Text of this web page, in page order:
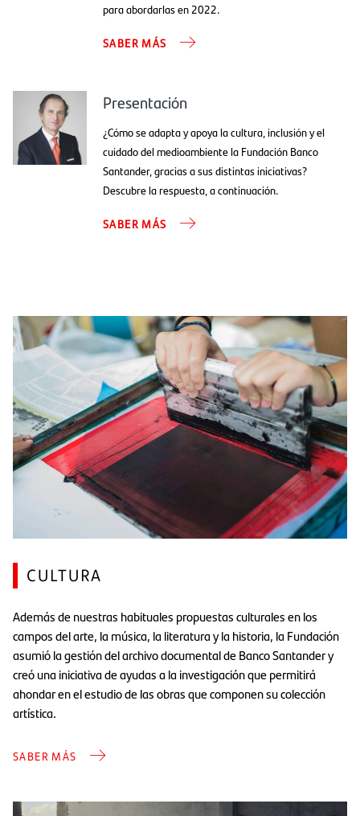
para abordarlas en 2022.
SABER MÁS
Presentación
¿Cómo se adapta y apoya la cultura, inclusión y el
cuidado del medioambiente la Fundación Banco
Santander, gracias a sus distintas iniciativas?
Descubre la respuesta, a continuación.
SABER MÁS
CULTURA
Además de nuestras habituales propuestas culturales en los
campos del arte, la música, la literatura y la historia, la Fundación
asumió la gestión del archivo documental de Banco Santander y
creó una iniciativa de ayudas a la investigación que permitirá
ahondar en el estudio de las obras que componen su colección
artística.
SABER MÁS